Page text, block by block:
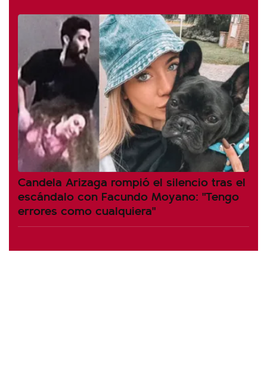
Candela Arizaga rompió el silencio tras el
escándalo con Facundo Moyano: "Tengo
errores como cualquiera"